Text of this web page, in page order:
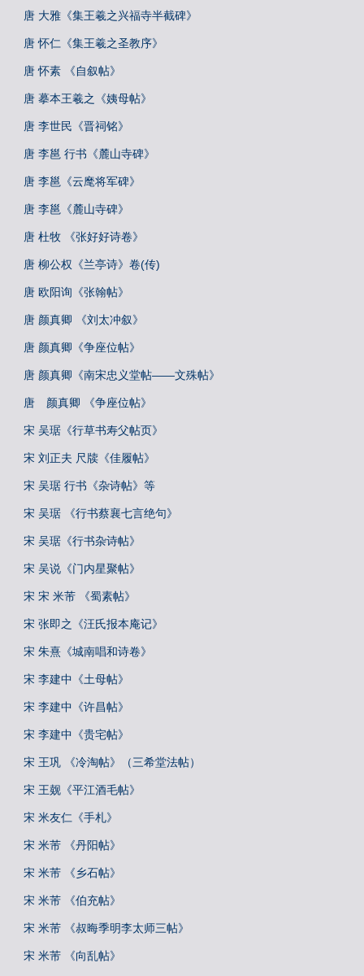
唐 大雅《集王羲之兴福寺半截碑》
唐 怀仁《集王羲之圣教序》
唐 怀素 《自叙帖》
唐 摹本王羲之《姨母帖》
唐 李世民《晋祠铭》
唐 李邕 行书《麓山寺碑》
唐 李邕《云麾将军碑》
唐 李邕《麓山寺碑》
唐 杜牧 《张好好诗卷》
唐 柳公权《兰亭诗》卷(传)
唐 欧阳询《张翰帖》
唐 颜真卿 《刘太冲叙》
唐 颜真卿《争座位帖》
唐 颜真卿《南宋忠义堂帖——文殊帖》
唐 颜真卿 《争座位帖》
宋 吴琚《行草书寿父帖页》
宋 刘正夫 尺牍《佳履帖》
宋 吴琚 行书《杂诗帖》等
宋 吴琚 《行书蔡襄七言绝句》
宋 吴琚《行书杂诗帖》
宋 吴说《门内星聚帖》
宋 宋 米芾 《蜀素帖》
宋 张即之《汪氏报本庵记》
宋 朱熹《城南唱和诗卷》
宋 李建中《土母帖》
宋 李建中《许昌帖》
宋 李建中《贵宅帖》
宋 王巩 《冷淘帖》（三希堂法帖）
宋 王觌《平江酒毛帖》
宋 米友仁《手札》
宋 米芾 《丹阳帖》
宋 米芾 《乡石帖》
宋 米芾 《伯充帖》
宋 米芾 《叔晦季明李太师三帖》
宋 米芾 《向乱帖》